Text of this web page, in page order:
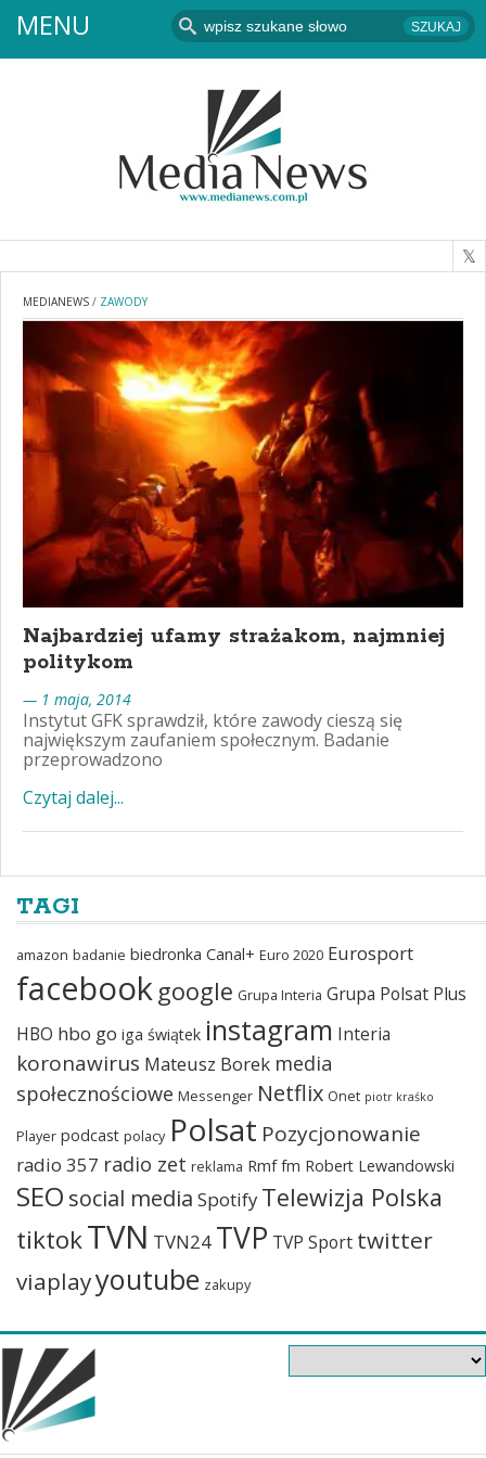
MENU
MEDIANEWS / ZAWODY
Najbardziej ufamy strażakom, najmniej
politykom
— 1 maja, 2014
Instytut GFK sprawdził, które zawody cieszą się
największym zaufaniem społecznym. Badanie
przeprowadzono
Czytaj dalej...
TAGI
amazon badanie biedronka Canal+ Euro 2020 Eurosport
facebook google Grupa Interia Grupa Polsat Plus
HBO hbo go iga świątek instagram Interia
koronawirus Mateusz Borek media
społecznościowe Messenger Netflix Onet piotr kraśko
Player podcast polacy Polsat Pozycjonowanie
radio 357 radio zet reklama Rmf fm Robert Lewandowski
SEO social media Spotify Telewizja Polska
tiktokTVN TVN24 TVP TVP Sport twitter
viaplayyoutube zakupy